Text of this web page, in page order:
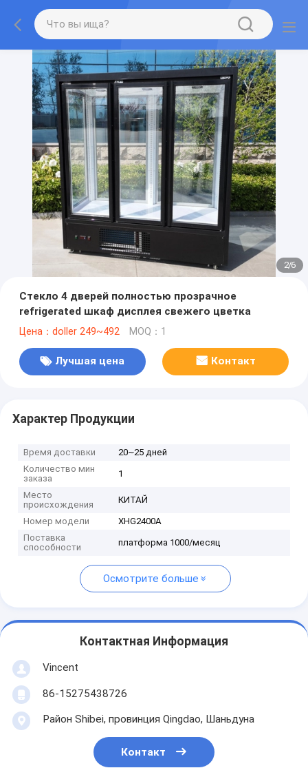
2/6
Стекло 4 дверей полностью прозрачное
refrigerated шкаф дисплея свежего цветка
Цена：doller 249~492 MOQ：1
Лучшая цена Контакт
Характер Продукции
Время доставки
20~25 дней
Количество мин
заказа
1
Место
происхождения
КИТАЙ
Номер модели
XHG2400A
Поставка
способности
платформа 1000/месяц
Осмотрите больше
Контактная Информация
Vincent
86-15275438726
Район Shibei, провинция Qingdao, Шаньдуна
Контакт